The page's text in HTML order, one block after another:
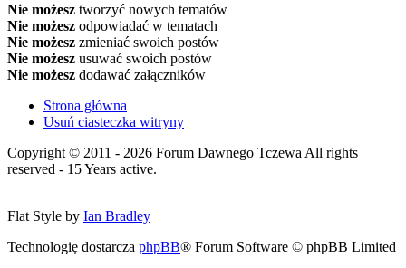
Nie możesz tworzyć nowych tematów
Nie możesz odpowiadać w tematach
Nie możesz zmieniać swoich postów
Nie możesz usuwać swoich postów
Nie możesz dodawać załączników
Strona główna
Usuń ciasteczka witryny
Copyright © 2011 - 2026 Forum Dawnego Tczewa All rights
reserved - 15 Years active.
Flat Style by Ian Bradley
Technologię dostarcza phpBB® Forum Software © phpBB Limited